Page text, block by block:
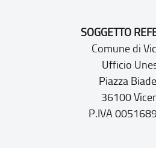
SOGGETTO
Comune di
Ufficio
Piazza
36100
P.IVA